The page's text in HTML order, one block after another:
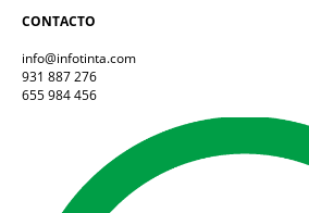
CONTACTO
info@infotinta.com
931 887 276
655 984 456